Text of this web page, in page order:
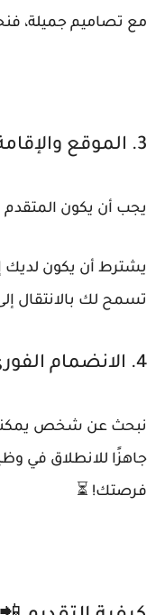
مع تصاميم جميلة،
3. الموقع والإقامة القابلة للتحويل
يجب أن يكون المتقدم
يشترط أن يكون لديك
تسمح لك بالانتقال
4. الانضمام الفوري
نبحث عن شخص يمكنه
جاهزًا للانطلاق في
فرصتك! ⏳